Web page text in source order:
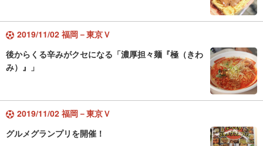
2019/11/02 福岡－東京Ｖ
後からくる辛みがクセになる「濃厚担々麺『極（きわ
み）』」
2019/11/02 福岡－東京Ｖ
グルメグランプリを開催！